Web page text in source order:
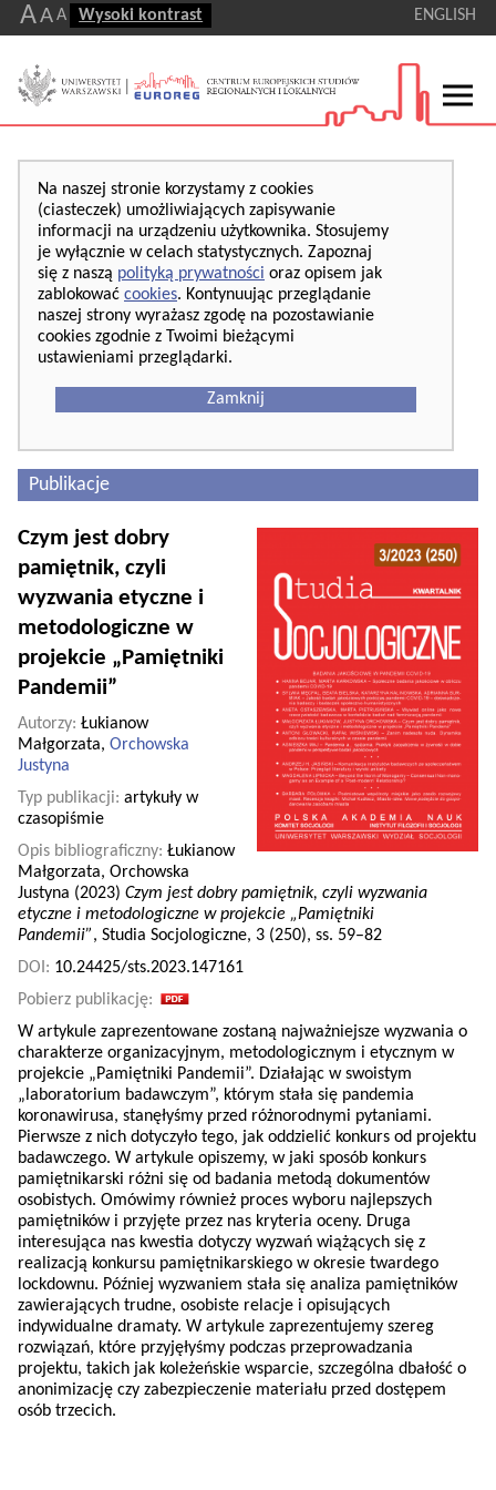
AA A Wysoki kontrast ENGLISH
Na naszej stronie korzystamy z cookies
(ciasteczek) umożliwiających zapisywanie
informacji na urządzeniu użytkownika. Stosujemy
je wyłącznie w celach statystycznych. Zapoznaj
się z naszą polityką prywatności oraz opisem jak
zablokować cookies. Kontynuując przeglądanie
naszej strony wyrażasz zgodę na pozostawianie
cookies zgodnie z Twoimi bieżącymi
ustawieniami przeglądarki.
Zamknij
Publikacje
Czym jest dobry
pamiętnik, czyli
wyzwania etyczne i
metodologiczne w
projekcie „Pamiętniki
Pandemii”
Autorzy: Łukianow
Małgorzata, Orchowska
Justyna
Typ publikacji: artykuły w
czasopiśmie
Opis bibliograficzny: Łukianow
Małgorzata, Orchowska
Justyna (2023) Czym jest dobry pamiętnik, czyli wyzwania
etyczne i metodologiczne w projekcie „Pamiętniki
Pandemii”, Studia Socjologiczne, 3 (250), ss. 59–82
DOI: 10.24425/sts.2023.147161
Pobierz publikację:
W artykule zaprezentowane zostaną najważniejsze wyzwania o
charakterze organizacyjnym, metodologicznym i etycznym w
projekcie „Pamiętniki Pandemii”. Działając w swoistym
„laboratorium badawczym”, którym stała się pandemia
koronawirusa, stanęłyśmy przed różnorodnymi pytaniami.
Pierwsze z nich dotyczyło tego, jak oddzielić konkurs od projektu
badawczego. W artykule opiszemy, w jaki sposób konkurs
pamiętnikarski różni się od badania metodą dokumentów
osobistych. Omówimy również proces wyboru najlepszych
pamiętników i przyjęte przez nas kryteria oceny. Druga
interesująca nas kwestia dotyczy wyzwań wiążących się z
realizacją konkursu pamiętnikarskiego w okresie twardego
lockdownu. Później wyzwaniem stała się analiza pamiętników
zawierających trudne, osobiste relacje i opisujących
indywidualne dramaty. W artykule zaprezentujemy szereg
rozwiązań, które przyjęłyśmy podczas przeprowadzania
projektu, takich jak koleżeńskie wsparcie, szczególna dbałość o
anonimizację czy zabezpieczenie materiału przed dostępem
osób trzecich.